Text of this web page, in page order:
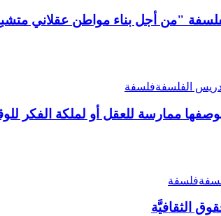
"من أجل بناء مواطن عقلاني
الفلسفةفلسفة
ممارسة للعقل أو لملكة الفكر
فلسفة
الثقافيَّة